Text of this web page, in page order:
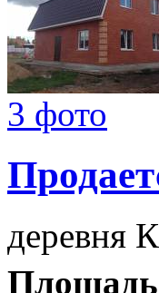
3 фото
деревня